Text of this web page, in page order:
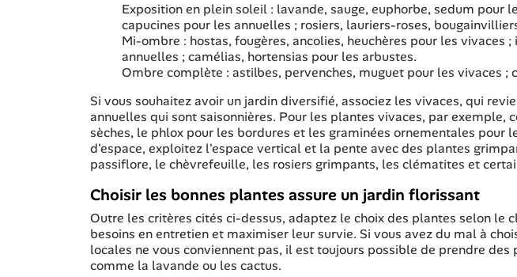
Exposition en plein soleil : lavande, sauge, euphorbe, sedum pour
capucines pour les annuelles ; rosiers, lauriers-roses,
Mi-ombre : hostas, fougères, ancolies, heuchères pour les vivaces
annuelles ; camélias, hortensias pour les arbustes.
Ombre complète : astilbes, pervenches, muguet pour les vivaces ;
Si vous souhaitez avoir un jardin diversifié, associez les vivaces, qui
annuelles qui sont saisonnières. Pour les plantes vivaces, par exemple,
sèches, le phlox pour les bordures et les graminées ornementales pour
d'espace, exploitez l'espace vertical et la pente avec des plantes
passiflore, le chèvrefeuille, les rosiers grimpants, les clématites et
Choisir les bonnes plantes assure un jardin florissant
Outre les critères cités ci-dessus, adaptez le choix des plantes selon le
besoins en entretien et maximiser leur survie. Si vous avez du mal à
locales ne vous conviennent pas, il est toujours possible de prendre
comme la lavande ou les cactus.